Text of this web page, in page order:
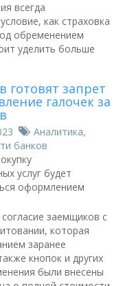
всегда
как страховка
обременением
уделить больше
готовят запрет
галочек за
Аналитика,
банков
услуг будет
оформлением
заемщиков с
которая
заранее
кнопок и других
были внесены